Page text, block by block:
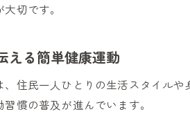
切です。
える簡単健康運動
住民一人ひとりの生活スタイル
慣の普及が進んでいます。